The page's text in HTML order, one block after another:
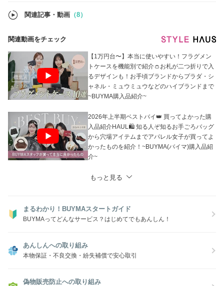
関連記事・動画 （8）
関連動画をチェック
【1万円台〜】本当に使いやすい！フラグメン
トケースを機能別で紹介👛お札が二つ折りで入
るデザインも！お手頃ブランドからプラダ・シ
ャネル・ミュウミュウなどのハイブランドまで
~BUYMA購入品紹介~
2026年上半期ベストバイ👑 買ってよかった購
入品紹介HAUL🛍 知る人ぞ知るお手ごろバッグ
から穴場アイテムまでアパレル女子が買ってよ
かったものを紹介！~BUYMA(バイマ)購入品紹
介~
もっと見る
まるわかり！BUYMAスタートガイド
BUYMAってどんなサービス？はじめてでもあんしん！
あんしんへの取り組み
本物保証・不良交換・紛失補償で安心取引
偽物販売防止への取り組み